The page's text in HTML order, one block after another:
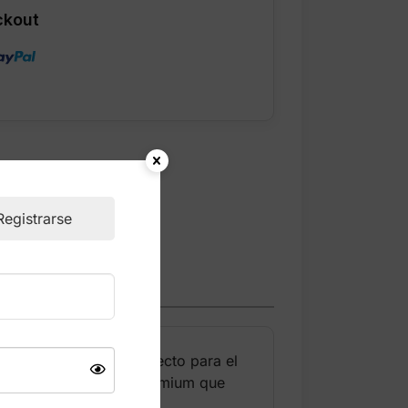
moderno y perfecto para el
y acabados premium que